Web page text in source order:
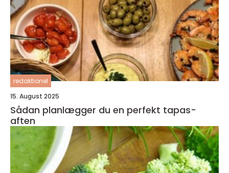
redaktionel
15. August 2025
Sådan planlægger du en perfekt tapas-
aften